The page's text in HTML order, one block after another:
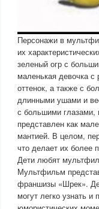
Персонажи в
их
зеленый огр с
маленькая девочка
оттенок, а также с
длинными ушами и
с большими глазами,
представлен как
мантией. В целом,
что делает их более
Дети любят
Мультфильм
франшизы «Шрек».
могут легко узнать